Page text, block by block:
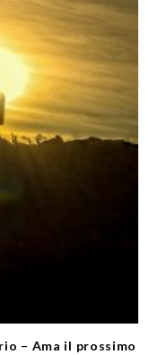
– Ama il prossimo